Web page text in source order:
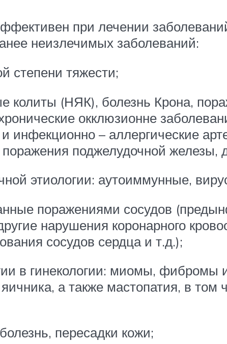
при лечении
неизлечимых заболеваний:
степени тяжести;
колиты (НЯК), болезнь Крона,
окклюзионне
инфекционно – аллергические
поджелудочной железы,
этиологии: аутоиммунные,
поражениями сосудов
нарушения коронарного
сосудов сердца и т.д.);
в гинекологии: миомы,
а также мастопатия, в
пересадки кожи;